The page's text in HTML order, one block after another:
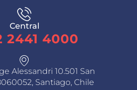
Central
2441 4000
Alessandri 10.501 San
Santiago, Chile